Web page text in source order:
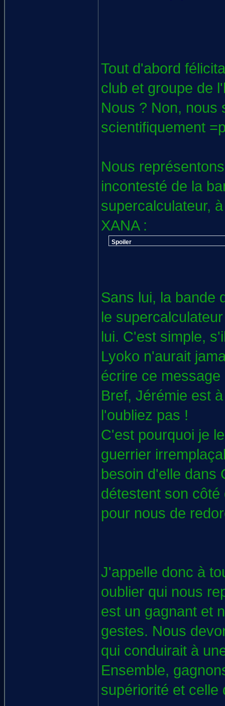
Tout d'abord
club et groupe de
Nous ? Non, nous
scientifiquement
Nous
incontesté de la
supercalculateur,
XANA :
Spoiler
Sans lui, la bande
le
lui. C'est simple,
Lyoko n'aurait
écrire ce
Bref, Jérémie est
l'oubliez pas !
C'est pourquoi je
guerrier
besoin d'elle dans
détestent son
pour nous de
J'appelle donc à
oublier qui nous
est un gagnant et
gestes. Nous
qui conduirait à
Ensemble,
supériorité et celle